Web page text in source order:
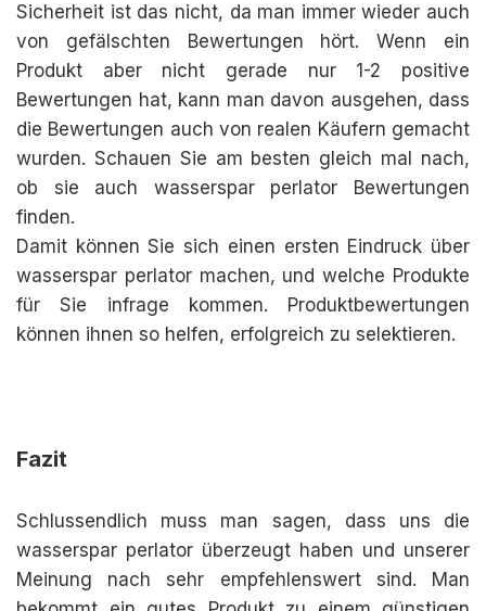
Sicherheit ist das nicht, da man immer wieder auch
von gefälschten Bewertungen hört. Wenn ein
Produkt aber nicht gerade nur 1-2 positive
Bewertungen hat, kann man davon ausgehen, dass
die Bewertungen auch von realen Käufern gemacht
wurden. Schauen Sie am besten gleich mal nach,
ob sie auch wasserspar perlator Bewertungen
finden.
Damit können Sie sich einen ersten Eindruck über
wasserspar perlator machen, und welche Produkte
für Sie infrage kommen. Produktbewertungen
können ihnen so helfen, erfolgreich zu selektieren.
Fazit
Schlussendlich muss man sagen, dass uns die
wasserspar perlator überzeugt haben und unserer
Meinung nach sehr empfehlenswert sind. Man